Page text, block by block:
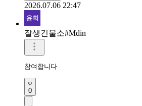
2026.07.06 22:47
잘생긴물소#Mdin
참여합니다
0